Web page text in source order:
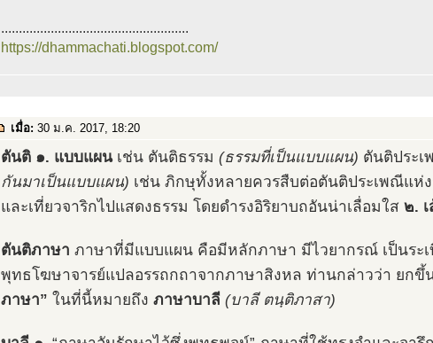
.....................................................
https://dhammachati.blogspot.com/
เมื่อ: 30 ม.ค. 2017, 18:20
ตันติ ๑. แบบแผนเช่น ตันติธรรม (ธรรมที่เป็นแบบแผน) ตันติประ
กันมาเป็นแบบแผน) เช่น ภิกษุทั้งหลายควรสืบต่อตันติประเพณีแห่ง
และเที่ยวจาริกไปแสดงธรรม โดยดำรงอิริยาบถอันน่าเลื่อมใส ๒.
ตันติภาษา ภาษาที่มีแบบแผน คือมีหลักภาษา มีไวยากรณ์ เป็นระเ
พุทธโฆษาจารย์แปลอรรถกถาจากภาษาสิงหล ท่านกล่าวว่า ยก
ภาษา” ในที่นี้หมายถึง ภาษาบาลี (บาลี ตนฺติภาสา)